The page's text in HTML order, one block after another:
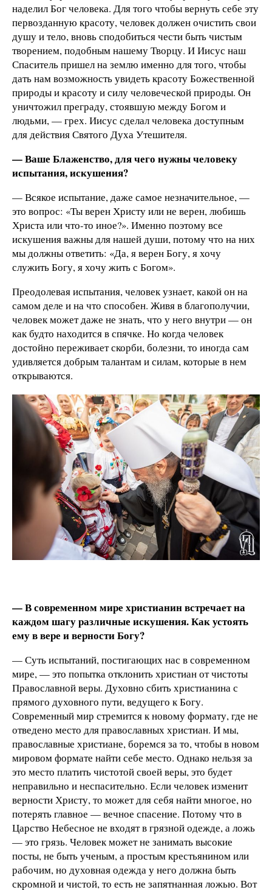
наделил Бог человека. Для того чтобы вернуть себе эту
первозданную красоту, человек должен очистить свои
душу и тело, вновь сподобиться чести быть чистым
творением, подобным нашему Творцу. И Иисус наш
Спаситель пришел на землю именно для того, чтобы
дать нам возможность увидеть красоту Божественной
природы и красоту и силу человеческой природы. Он
уничтожил преграду, стоявшую между Богом и
людьми, — грех. Иисус сделал человека доступным
для действия Святого Духа Утешителя.
— Ваше Блаженство, для чего нужны человеку
испытания, искушения?
— Всякое испытание, даже самое незначительное, —
это вопрос: «Ты верен Христу или не верен, любишь
Христа или что-то иное?». Именно поэтому все
искушения важны для нашей души, потому что на них
мы должны ответить: «Да, я верен Богу, я хочу
служить Богу, я хочу жить с Богом».
Преодолевая испытания, человек узнает, какой он на
самом деле и на что способен. Живя в благополучии,
человек может даже не знать, что у него внутри — он
как будто находится в спячке. Но когда человек
достойно переживает скорби, болезни, то иногда сам
удивляется добрым талантам и силам, которые в нем
открываются.
— В современном мире христианин встречает на
каждом шагу различные искушения. Как устоять
ему в вере и верности Богу?
— Суть испытаний, постигающих нас в современном
мире, — это попытка отклонить христиан от чистоты
Православной веры. Духовно сбить христианина с
прямого духовного пути, ведущего к Богу.
Современный мир стремится к новому формату, где не
отведено место для православных христиан. И мы,
православные христиане, боремся за то, чтобы в новом
мировом формате найти себе место. Однако нельзя за
это место платить чистотой своей веры, это будет
неправильно и неспасительно. Если человек изменит
верности Христу, то может для себя найти многое, но
потерять главное — вечное спасение. Потому что в
Царство Небесное не входят в грязной одежде, а ложь
— это грязь. Человек может не занимать высокие
посты, не быть ученым, а простым крестьянином или
рабочим, но духовная одежда у него должна быть
скромной и чистой, то есть не запятнанная ложью. Вот